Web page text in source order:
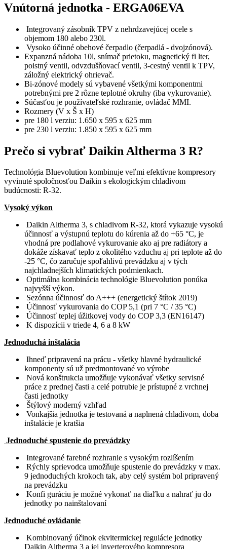
Vnútorná jednotka - ERGA06EVA
Integrovaný zásobník TPV z nehrdzavejúcej ocele s
objemom 180 alebo 230l.
Vysoko účinné obehové čerpadlo (čerpadlá - dvojzónová).
Expanzná nádoba 10l, snímač prietoku, magnetický fi lter,
poistný ventil, odvzdušňovací ventil, 3-cestný ventil k TPV,
záložný elektrický ohrievač.
Bi-zónové modely sú vybavené všetkými komponentmi
potrebnými pre 2 rôzne teplotné okruhy (iba vykurovanie).
Súčasťou je používateľské rozhranie, ovládač MMI.
Rozmery (V x Š x H)
pre 180 l verziu: 1.650 x 595 x 625 mm
pre 230 l verziu: 1.850 x 595 x 625 mm
Prečo si vybrať Daikin Altherma 3 R?
Technológia Bluevolution kombinuje veľmi efektívne kompresory
vyvinuté spoločnosťou Daikin s ekologickým chladivom
budúcnosti: R-32.
Vysoký výkon
Daikin Altherma 3, s chladivom R-32, ktorá vykazuje vysokú
účinnosť a výstupnú teplotu do kúrenia až do +65 °C, je
vhodná pre podlahové vykurovanie ako aj pre radiátory a
dokáže získavať teplo z okolitého vzduchu aj pri teplote až do
-25 °C, čo zaručuje spoľahlivú prevádzku aj v tých
najchladnejších klimatických podmienkach.
Optimálna kombinácia technológie Bluevolution ponúka
najvyšší výkon.
Sezónna účinnosť do A+++ (energetický štítok 2019)
Účinnosť vykurovania do COP 5,1 (pri 7 °C / 35 °C)
Účinnosť teplej úžitkovej vody do COP 3,3 (EN16147)
K dispozícii v triede 4, 6 a 8 kW
Jednoduchá inštalácia
Ihneď pripravená na prácu - všetky hlavné hydraulické
komponenty sú už predmontované vo výrobe
Nová konštrukcia umožňuje vykonávať všetky servisné
práce z prednej časti a celé potrubie je prístupné z vrchnej
časti jednotky
Štýlový moderný vzhľad
Vonkajšia jednotka je testovaná a naplnená chladivom, doba
inštalácie je kratšia
Jednoduché spustenie do prevádzky
Integrované farebné rozhranie s vysokým rozlíšením
Rýchly sprievodca umožňuje spustenie do prevádzky v max.
9 jednoduchých krokoch tak, aby celý systém bol pripravený
na prevádzku
Konfi guráciu je možné vykonať na diaľku a nahrať ju do
jednotky po nainštalovaní
Jednoduché ovládanie
Kombinovaný účinok ekvitermickej regulácie jednotky
Daikin Altherma 3 a jej inverterového kompresora